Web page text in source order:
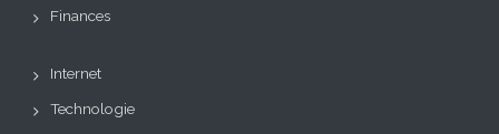
Finances
Internet
Technologie